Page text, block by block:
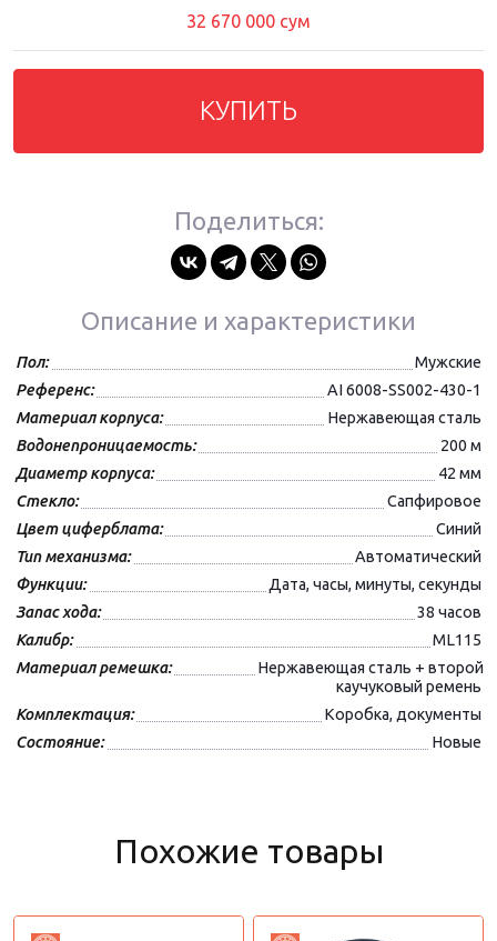
32 670 000 сум
КУПИТЬ
Поделиться:
Описание и характеристики
Пол:
Мужские
Референс:
AI 6008-SS002-430-1
Материал корпуса:
Нержавеющая сталь
Водонепроницаемость:
200 м
Диаметр корпуса:
42 мм
Стекло:
Сапфировое
Цвет циферблата:
Синий
Тип механизма:
Автоматический
Функции:
Дата, часы, минуты, секунды
Запас хода:
38 часов
Калибр:
ML115
Материал ремешка:
Нержавеющая сталь + второй
каучуковый ремень
Комплектация:
Коробка, документы
Состояние:
Новые
Похожие товары